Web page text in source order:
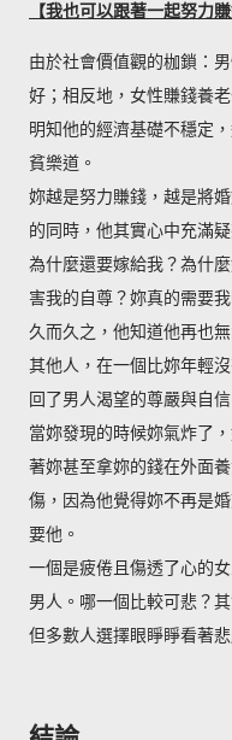
【我也可以跟著一起努力賺
由於社會價值觀的枷鎖：
好；相反地，女性賺錢養
明知他的經濟基礎不穩定
貧樂道。
妳越是努力賺錢，越是將
的同時，他其實心中充滿
為什麼還要嫁給我？為什
害我的自尊？妳真的需要我
久而久之，他知道他再也
其他人，在一個比妳年輕
回了男人渴望的尊嚴與自信
當妳發現的時候妳氣炸了
著妳甚至拿妳的錢在外面
傷，因為他覺得妳不再是
要他。
一個是疲倦且傷透了心的
男人。哪一個比較可悲？
但多數人選擇眼睜睜看著悲